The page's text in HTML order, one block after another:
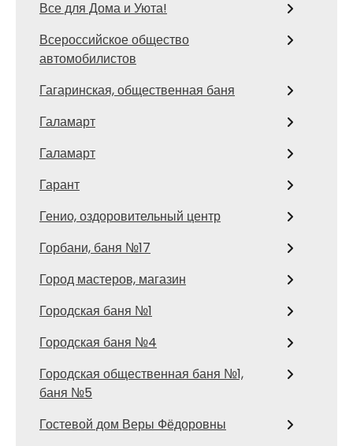
Все для Дома и Уюта!
Всероссийское общество
автомобилистов
Гагаринская, общественная баня
Галамарт
Галамарт
Гарант
Генио, оздоровительный центр
Горбани, баня №17
Город мастеров, магазин
Городская баня №1
Городская баня №4
Городская общественная баня №1,
баня №5
Гостевой дом Веры Фёдоровны